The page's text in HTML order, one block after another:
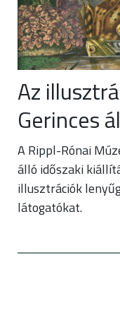
Az
Gerinces
A Rippl-Rónai
álló időszaki
illusztrációk
látogatókat.